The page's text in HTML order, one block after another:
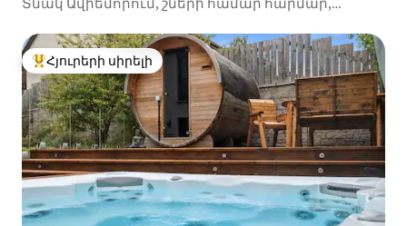
Տնակ Ավիեմորում, շների համար հարմար,
Հյուրերի սիրելի լավագույն տները
Հյուրերի սիրելի